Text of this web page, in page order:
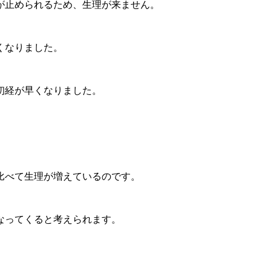
められるため、生理が来ません。
りました。
が早くなりました。
て生理が増えているのです。
てくると考えられます。